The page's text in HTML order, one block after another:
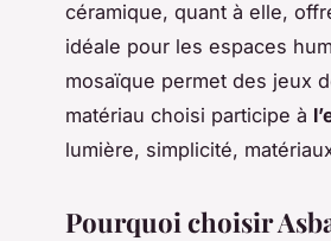
céramique, quant à elle,
idéale pour les espaces
mosaïque permet des jeux
matériau choisi participe à
lumière, simplicité,
Pourquoi choisir